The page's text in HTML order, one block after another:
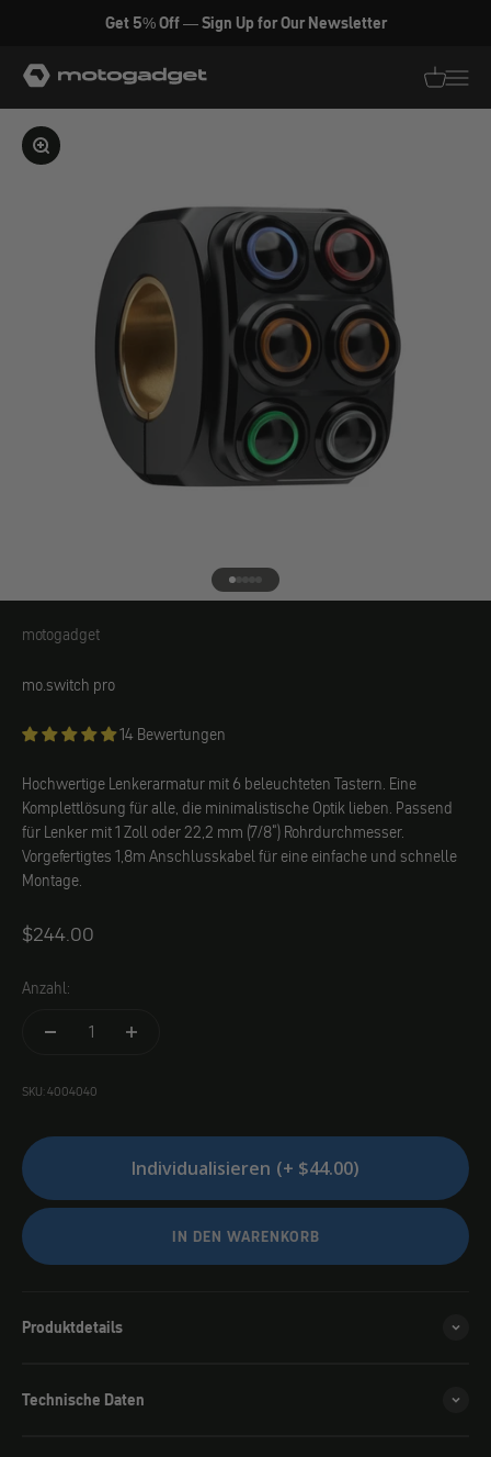
Zum Inhalt springen
Get 5% Off — Sign Up for Our Newsletter
motogadget GmbH
Bild vergrößern
Gehe zu Element 1
Gehe zu Element 2
Gehe zu Element 3
Gehe zu Element 4
Gehe zu Element 5
motogadget
motogadget
mo.switch pro
14 Bewertungen
Hochwertige Lenkerarmatur mit 6 beleuchteten Tastern. Eine
Komplettlösung für alle, die minimalistische Optik lieben. Passend
für Lenker mit 1 Zoll oder 22,2 mm (7/8") Rohrdurchmesser.
Vorgefertigtes 1,8m Anschlusskabel für eine einfache und schnelle
Montage.
$244.00
Anzahl:
SKU: 4004040
Individualisieren (+ $44.00)
IN DEN WARENKORB
Produktdetails
Technische Daten